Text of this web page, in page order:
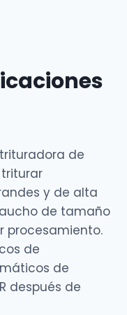
de
y de alta
de tamaño
procesamiento.
de
de
después de